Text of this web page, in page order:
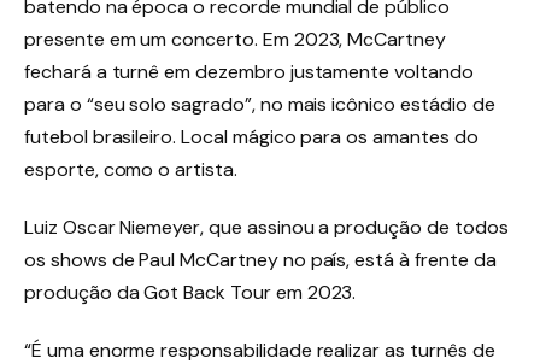
batendo na época o recorde mundial de público
presente em um concerto. Em 2023, McCartney
fechará a turnê em dezembro justamente voltando
para o “seu solo sagrado”, no mais icônico estádio de
futebol brasileiro. Local mágico para os amantes do
esporte, como o artista.
Luiz Oscar Niemeyer, que assinou a produção de todos
os shows de Paul McCartney no país, está à frente da
produção da Got Back Tour em 2023.
“É uma enorme responsabilidade realizar as turnês de